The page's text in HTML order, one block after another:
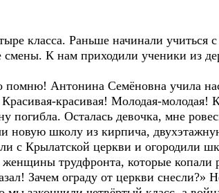
класса. Раньше начинали учиться
К нам приходили ученики из
Антонина Семёновна учила
красивая! Молодая-молодая!
погибла. Осталась девочка, мне
школу из кирпича,
с Крылатской церкви и огородили
трудфронта, которые копали
Зачем ограду от церкви